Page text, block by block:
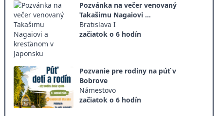
Pozvánka na večer venovaný
Takašimu Nagaiovi ...
Bratislava I
začiatok o 6 hodín
Pozvanie pre rodiny na púť v
Bobrove
Námestovo
začiatok o 6 hodín